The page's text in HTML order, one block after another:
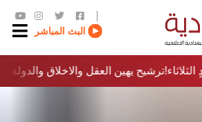
البث المباشر
ترشيح يهين العقل والاخلاق والدولة…؟!